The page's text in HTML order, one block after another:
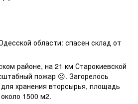
области: спасен склад от
районе, на 21 км Старокиевской
пожар ☹️. Загорелось
хранения вторсырья, площадь
1500 м2.